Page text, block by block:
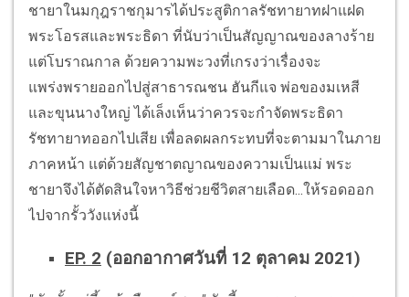
ชายาในมกุฎราชกุมารได้ประสูติกาลรัชทายาทฝาแฝด
พระโอรสและพระธิดา ที่นับว่าเป็นสัญญาณของลางร้าย
แต่โบราณกาล ด้วยความพะวงที่เกรงว่าเรื่องจะ
แพร่งพรายออกไปสู่สาธารณชน ฮันกีแจ พ่อของมเหสี
และขุนนางใหญ่ ได้เล็งเห็นว่าควรจะกำจัดพระธิดา
รัชทายาทออกไปเสีย เพื่อลดผลกระทบที่จะตามมาในภาย
ภาคหน้า แต่ด้วยสัญชาตญาณของความเป็นแม่ พระ
ชายาจึงได้ตัดสินใจหาวิธีช่วยชีวิตสายเลือด...ให้รอดออก
ไปจากรั้ววังแห่งนี้
EP. 2 (ออกอากาศวันที่ 12 ตุลาคม 2021)